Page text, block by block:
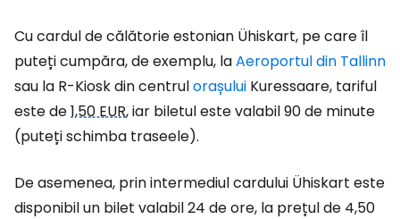
Cu cardul de călătorie estonian Ühiskart, pe care îl
puteți cumpăra, de exemplu, laAeroportul din Tallinn
sau la R-Kiosk din centrulorașului Kuressaare, tariful
este de1,50 EUR, iar biletul este valabil 90 de minute
(puteți schimba traseele).
De asemenea, prin intermediul cardului Ühiskart este
disponibil un bilet valabil 24 de ore, la prețul de 4,50